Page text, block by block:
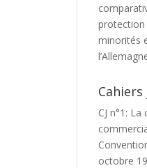
protection
minorités
CJ n°1:
octobre